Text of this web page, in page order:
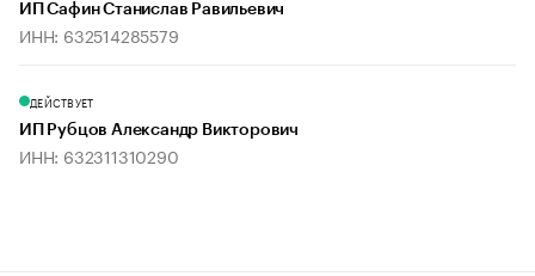
ИП Сафин Станислав Равильевич
ИНН: 632514285579
ДЕЙСТВУЕТ
ИП Рубцов Александр Викторович
ИНН: 632311310290